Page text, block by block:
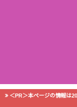
＜PR＞本ページの情報は